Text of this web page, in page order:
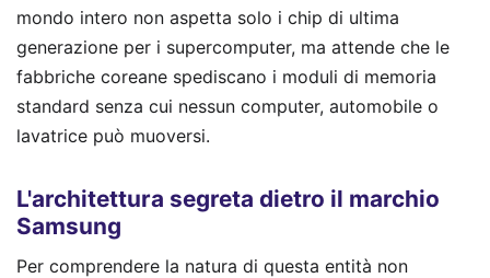
mondo intero non aspetta solo i chip di ultima
generazione per i supercomputer, ma attende che le
fabbriche coreane spediscano i moduli di memoria
standard senza cui nessun computer, automobile o
lavatrice può muoversi.
L'architettura segreta dietro il marchio
Samsung
Per comprendere la natura di questa entità non